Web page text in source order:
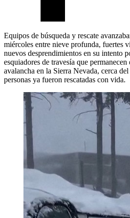
Equipos de búsqueda y rescate
miércoles entre nieve profunda, fuertes
nuevos desprendimientos en su intento
esquiadores de travesía que permanecen
avalancha en la Sierra Nevada, cerca
personas ya fueron rescatadas con vida.